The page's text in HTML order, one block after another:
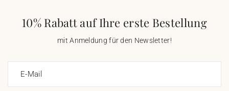
10% Rabatt auf Ihre erste Bestellung
mit Anmeldung für den Newsletter!
E-Mail